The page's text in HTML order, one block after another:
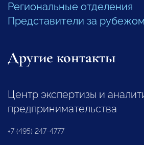
Региональные отделения
Представители за рубежом
Другие контакты
Центр экспертизы и
предпринимательства
+7 (495) 247-4777